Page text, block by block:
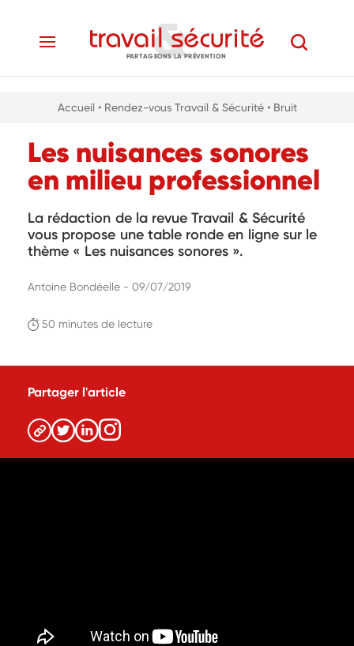
PARTAGEONS LA PRÉVENTION
Accueil • Rendez-vous Travail & Sécurité • Bruit
Les nuisances sonores
en milieu professionnel
La rédaction de la revue Travail & Sécurité
vous propose une table ronde en ligne sur le
thème « Les nuisances sonores ».
Antoine Bondéelle - 09/07/2019
50 minutes de lecture
Partager l'article